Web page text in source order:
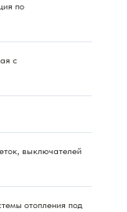
по
с
выключателей
отопления под